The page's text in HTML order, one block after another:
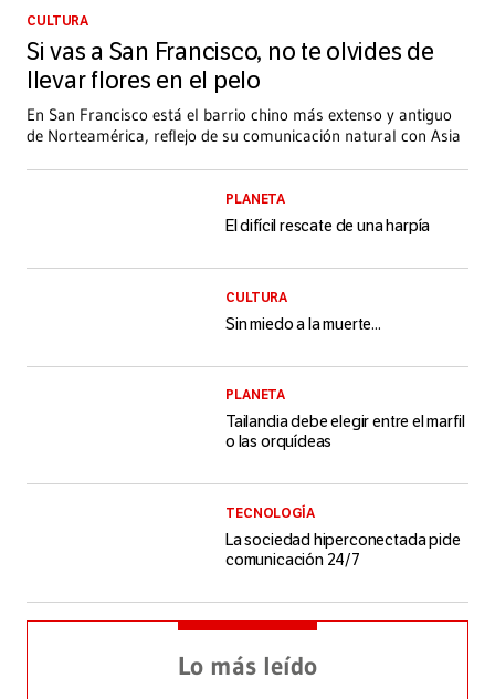
CULTURA
Si vas a San Francisco, no te olvides de
llevar flores en el pelo
En San Francisco está el barrio chino más extenso y antiguo
de Norteamérica, reflejo de su comunicación natural con Asia
PLANETA
El difícil rescate de una harpía
CULTURA
Sin miedo a la muerte...
PLANETA
Tailandia debe elegir entre el marfil
o las orquídeas
TECNOLOGÍA
La sociedad hiperconectada pide
comunicación 24/7
Lo más leído